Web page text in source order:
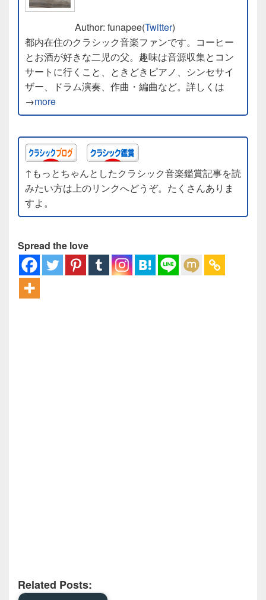
Author: funapee(Twitter)
都内在住のクラシック音楽ファンです。コーヒー
とお酒が好きな二児の父。趣味は音源収集とコン
サートに行くこと、ときどきピアノ、シンセサイ
ザー、ドラム演奏、作曲・編曲など。詳しくは
→more
↑もっとちゃんとしたクラシック音楽鑑賞記事を読
みたい方は上のリンクへどうぞ。たくさんありま
すよ。
Spread the love
Related Posts: